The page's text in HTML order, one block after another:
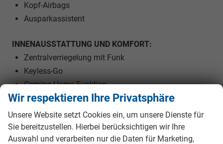
Kopf-Airbags
Ausparkassistent
INNENAUSSTATTUNG UND KOMFORT:
Zentralverriegelung mit Funk
Keyless-Go
Coming-Home-Funktion
Leaving-Home-Funktion
Außenspiegel elektrisch verstellbar
Außenspiegel beheizbar
Außenspiegel elektrisch anklappbar
Wir respektieren Ihre Privatsphäre
Unsere Website setzt Cookies ein, um unsere Dienste für
Sie bereitzustellen. Hierbei berücksichtigen wir Ihre
Auswahl und verarbeiten nur die Daten für Marketing,